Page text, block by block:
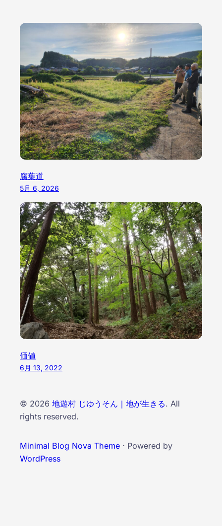
腐葉道
5月 6, 2026
価値
6月 13, 2022
© 2026 地遊村 じゆうそん｜地が生きる. All
rights reserved.
Minimal Blog Nova Theme ⋅ Powered by
WordPress